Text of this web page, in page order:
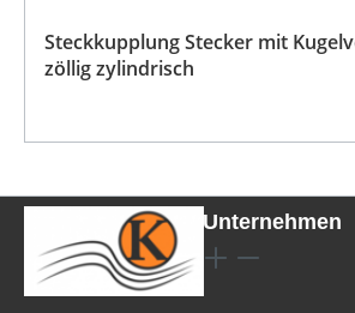
Steckkupplung Stecker mit
zöllig zylindrisch
Unternehmen